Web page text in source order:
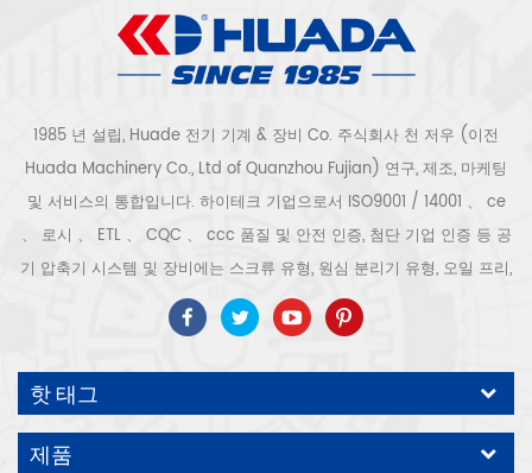
1985 년 설립, Huade 전기 기계 & 장비 Co. 주식회사 천 저우 (이전
Huada Machinery Co., Ltd of Quanzhou Fujian) 연구, 제조, 마케팅
및 서비스의 통합입니다. 하이테크 기업으로서 ISO9001 / 14001 、 ce
、 로시 、 ETL 、 CQC 、 ccc 품질 및 안전 인증, 첨단 기업 인증 등 공
기 압축기 시스템 및 장비에는 스크류 유형, 원심 분리기 유형, 오일 프리,
스크롤 유형, 피스톤 유형, 건조기, 필터, 배수기, 완전한 공기 압축기 생산
라인 등이 포함됩니다. 보다 300 가지 유형의 공기 압축기 산업 전문가
우리 회사는 보다 30 년 경력 from 압력 용기, 전기 모터, 정밀 부품 가공
및 장비에 대한 최고의 부품 주조 조립. 또한 우리 회사는 영구 자석 서보
모터의 자체 핵심 프로세스를 개발하고 관련 기술 특허를 획득하여 국가
핫 태그
제품